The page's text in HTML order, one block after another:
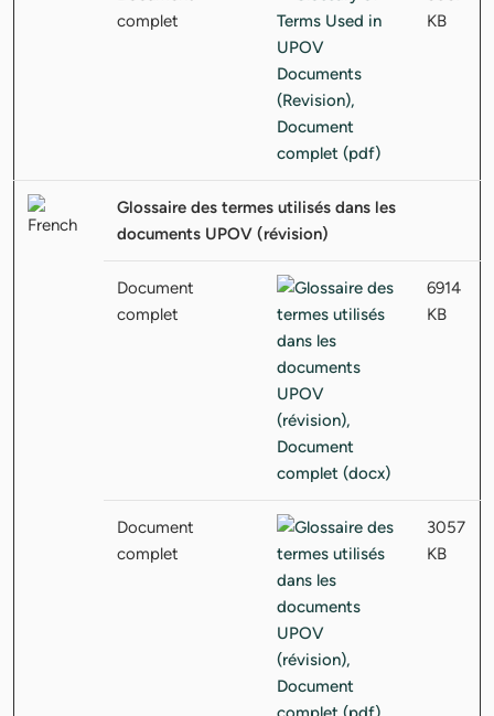
complet
KB
Glossaire des termes utilisés dans les
documents UPOV (révision)
Document
complet
6914
KB
Document
complet
3057
KB